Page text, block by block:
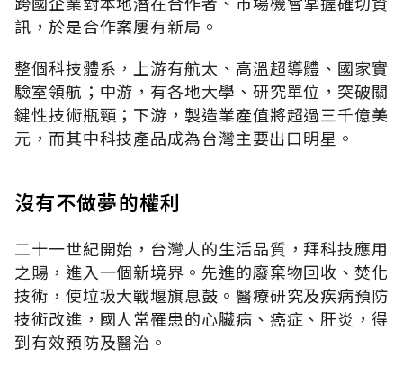
訊，於是合作案屢有新局。
整個科技體系，上游有航太、高溫超導體、國家實
驗室領航；中游，有各地大學、研究單位，突破關
鍵性技術瓶頸；下游，製造業產值將超過三千億美
元，而其中科技產品成為台灣主要出口明星。
沒有不做夢的權利
二十一世紀開始，台灣人的生活品質，拜科技應用
之賜，進入一個新境界。先進的廢棄物回收、焚化
技術，使垃圾大戰堰旗息鼓。醫療研究及疾病預防
技術改進，國人常罹患的心臟病、癌症、肝炎，得
到有效預防及醫治。